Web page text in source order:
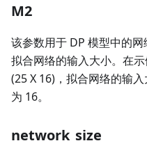
M2
该参数用于 DP 模型中的
拟合网络的输入大小。在
(25 X 16)，拟合网络的输
为 16。
network_size